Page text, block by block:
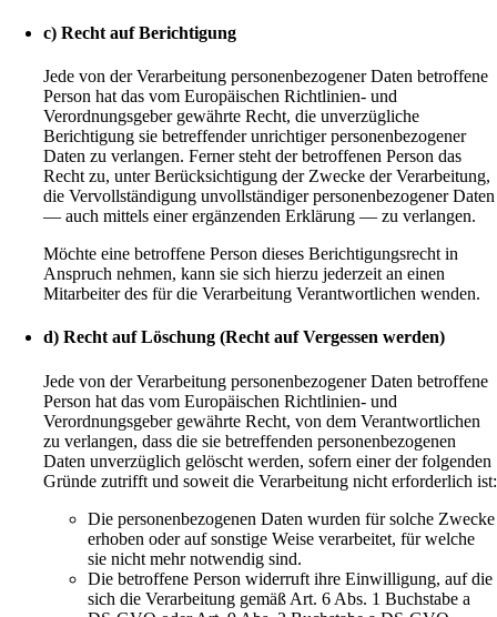
c) Recht auf Berichtigung
Jede von der Verarbeitung personenbezogener Daten betroffene
Person hat das vom Europäischen Richtlinien- und
Verordnungsgeber gewährte Recht, die unverzügliche
Berichtigung sie betreffender unrichtiger personenbezogener
Daten zu verlangen. Ferner steht der betroffenen Person das
Recht zu, unter Berücksichtigung der Zwecke der Verarbeitung,
die Vervollständigung unvollständiger personenbezogener Daten
— auch mittels einer ergänzenden Erklärung — zu verlangen.
Möchte eine betroffene Person dieses Berichtigungsrecht in
Anspruch nehmen, kann sie sich hierzu jederzeit an einen
Mitarbeiter des für die Verarbeitung Verantwortlichen wenden.
d) Recht auf Löschung (Recht auf Vergessen werden)
Jede von der Verarbeitung personenbezogener Daten betroffene
Person hat das vom Europäischen Richtlinien- und
Verordnungsgeber gewährte Recht, von dem Verantwortlichen
zu verlangen, dass die sie betreffenden personenbezogenen
Daten unverzüglich gelöscht werden, sofern einer der folgenden
Gründe zutrifft und soweit die Verarbeitung nicht erforderlich ist:
Die personenbezogenen Daten wurden für solche Zwecke
erhoben oder auf sonstige Weise verarbeitet, für welche
sie nicht mehr notwendig sind.
Die betroffene Person widerruft ihre Einwilligung, auf die
sich die Verarbeitung gemäß Art. 6 Abs. 1 Buchstabe a